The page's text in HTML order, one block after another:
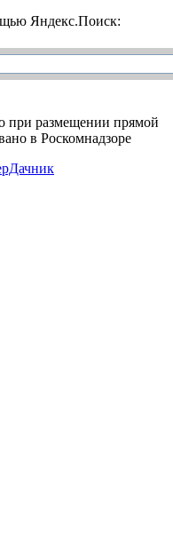
Яндекс.Поиск:
при размещении прямой
в Роскомнадзоре